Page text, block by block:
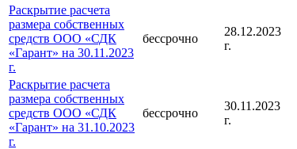
Раскрытие расчета
размера собственных
средств ООО «СДК
«Гарант» на 30.11.2023
г.
бессрочно
28.12.2023
г.
Раскрытие расчета
размера собственных
средств ООО «СДК
«Гарант» на 31.10.2023
г.
бессрочно
30.11.2023
г.